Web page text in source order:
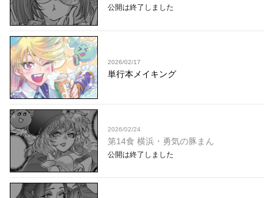
公開は終了しました
2026/02/17
単行本メイキング
2026/02/24
第14食 横浜・勇気の豚まん
公開は終了しました